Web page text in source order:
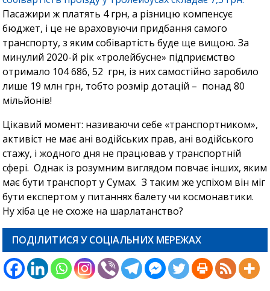
Пасажири ж платять 4 грн, а різницю компенсує
бюджет, і це не враховуючи придбання самого
транспорту, з яким собівартість буде ще вищою. За
минулий 2020-й рік «тролейбусне» підприємство
отримало 104 686, 52 грн, із них самостійно заробило
лише 19 млн грн, тобто розмір дотацій – понад 80
мільйонів!
Цікавий момент: називаючи себе «транспортником»,
активіст не має ані водійських прав, ані водійського
стажу, і жодного дня не працював у транспортній
сфері. Однак із розумним виглядом повчає інших, яким
має бути транспорт у Сумах. З таким же успіхом він міг
бути експертом у питаннях балету чи космонавтики.
Ну хіба це не схоже на шарлатанство?
ПОДІЛИТИСЯ У СОЦІАЛЬНИХ МЕРЕЖАХ